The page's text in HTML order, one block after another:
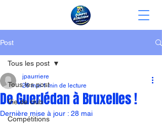
Post
Tous les post
Vie de club
Compétitions
Tous les post
De Guerlédan à Bruxelles !
jpaurriere
26 mai 1 min de lecture
Dernière mise à jour : 28 mai